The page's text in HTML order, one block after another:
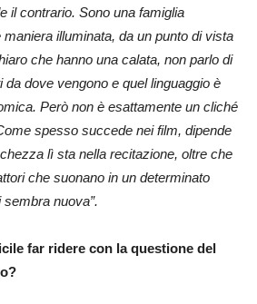
il contrario. Sono una famiglia
illuminata, da un punto di vista
che hanno una calata, non parlo di
da dove vengono e quel linguaggio è
Però non è esattamente un cliché
spesso succede nei film, dipende
lì sta nella recitazione, oltre che
che suonano in un determinato
nuova”.
far ridere con la questione del